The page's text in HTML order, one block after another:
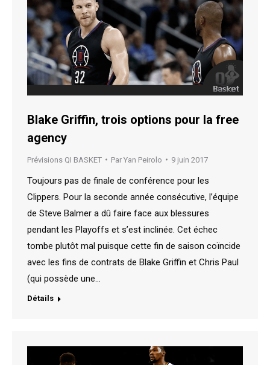
Blake Griffin, trois options pour la free
agency
Prévisions QI BASKET Par Yan Peirolo 9 juin 2017
Toujours pas de finale de conférence pour les
Clippers. Pour la seconde année consécutive, l’équipe
de Steve Balmer a dû faire face aux blessures
pendant les Playoffs et s’est inclinée. Cet échec
tombe plutôt mal puisque cette fin de saison coïncide
avec les fins de contrats de Blake Griffin et Chris Paul
(qui possède une…
Détails